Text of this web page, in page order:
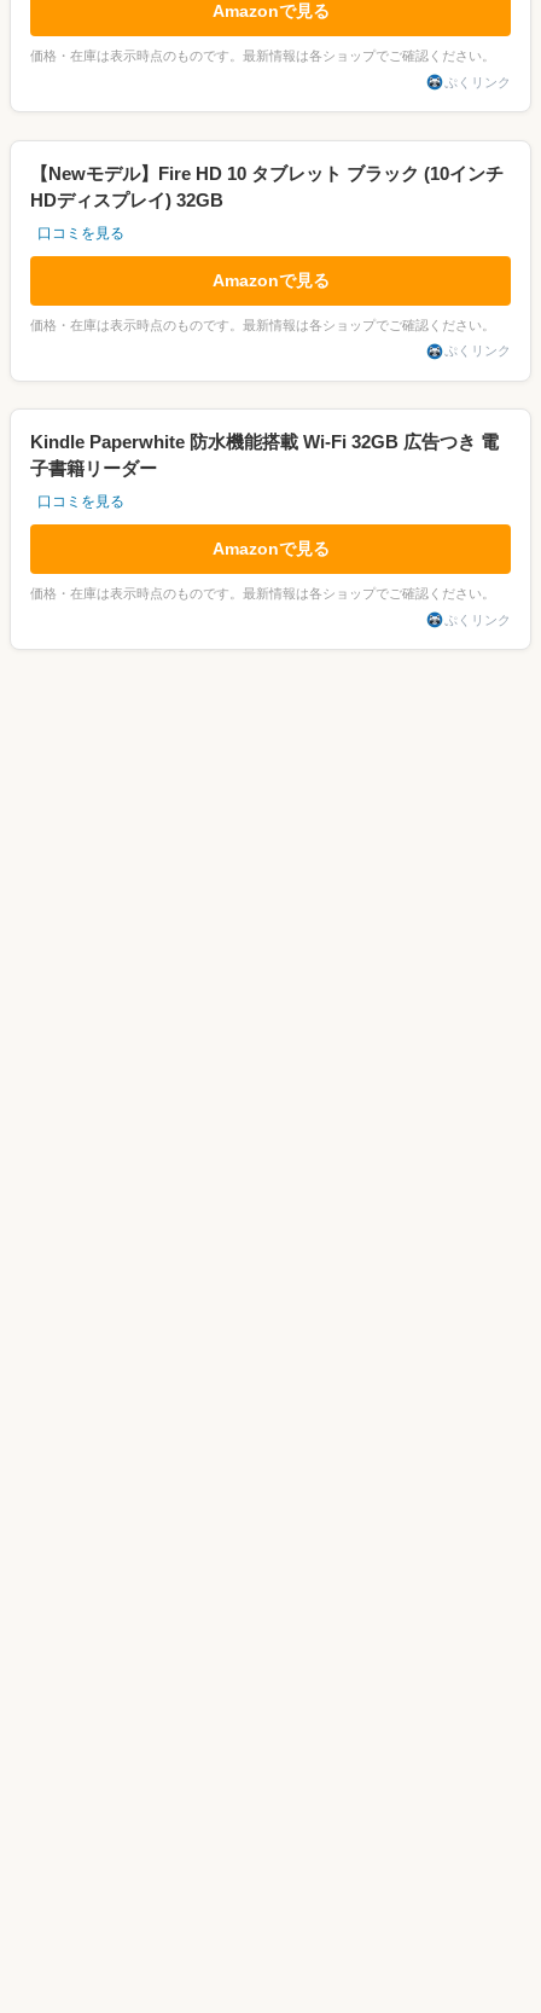
Amazonで見る
価格・在庫は表示時点のものです。最新情報は各ショップでご確認ください。
ぷくリンク
【Newモデル】Fire HD 10 タブレット ブラック (10インチ
HDディスプレイ) 32GB
口コミを見る
Amazonで見る
価格・在庫は表示時点のものです。最新情報は各ショップでご確認ください。
ぷくリンク
Kindle Paperwhite 防水機能搭載 Wi-Fi 32GB 広告つき 電
子書籍リーダー
口コミを見る
Amazonで見る
価格・在庫は表示時点のものです。最新情報は各ショップでご確認ください。
ぷくリンク